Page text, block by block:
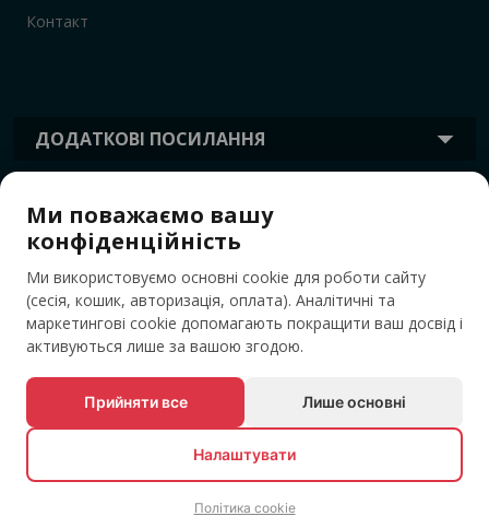
ДОДАТКОВІ ПОСИЛАННЯ
ІНФОРМАЦІЯ
Контакт
ТЕГИ
© Усі права захищені EVENTBOOK SRL.
Ми поважаємо вашу
конфіденційність
Ми використовуємо основні cookie для роботи сайту
(сесія, кошик, авторизація, оплата). Аналітичні та
маркетингові cookie допомагають покращити ваш досвід і
активуються лише за вашою згодою.
Прийняти все Лише основні
Налаштувати
Політика cookie